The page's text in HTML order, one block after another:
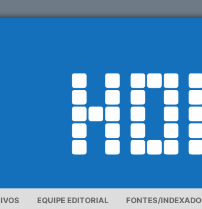
EQUIPE EDITORIAL FONTES/